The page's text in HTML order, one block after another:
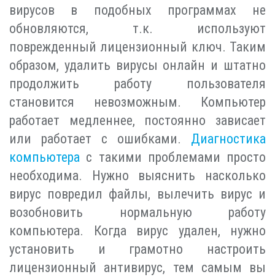
вирусов в подобных программах не
обновляются, т.к. используют
поврежденный лицензионный ключ. Таким
образом, удалить вирусы онлайн и штатно
продолжить работу пользователя
становится невозможным. Компьютер
работает медленнее, постоянно зависает
или работает с ошибками. Диагностика
компьютера с такими проблемами просто
необходима. Нужно выяснить насколько
вирус повредил файлы, вылечить вирус и
возобновить нормальную работу
компьютера. Когда вирус удален, нужно
установить и грамотно настроить
лицензионный антивирус, тем самым вы